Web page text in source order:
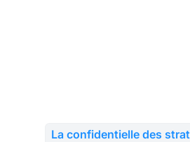
La confidentielle des